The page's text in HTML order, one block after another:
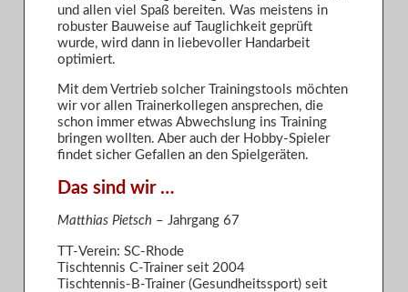
und allen viel Spaß bereiten. Was meistens in
robuster Bauweise auf Tauglichkeit geprüft
wurde, wird dann in liebevoller Handarbeit
optimiert.
Mit dem Vertrieb solcher Trainingstools möchten
wir vor allen Trainerkollegen ansprechen, die
schon immer etwas Abwechslung ins Training
bringen wollten. Aber auch der Hobby-Spieler
findet sicher Gefallen an den Spielgeräten.
Das sind wir …
Matthias Pietsch – Jahrgang 67
TT-Verein: SC-Rhode
Tischtennis C-Trainer seit 2004
Tischtennis-B-Trainer (Gesundheitssport) seit